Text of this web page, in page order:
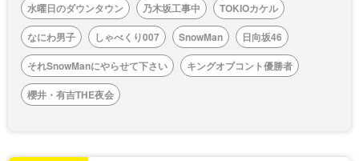
水曜日のダウンタウン 乃木坂工事中
TOKIOカケル
なにわ男子
しゃべくり007 SnowMan
日向坂46
それSnowManにやらせて下さい
キングオブコント優勝者
櫻井・有吉THE夜会